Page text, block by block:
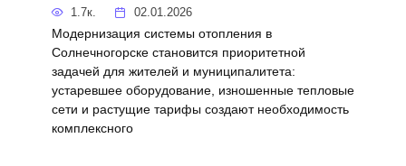
1.7к. 02.01.2026
Модернизация системы отопления в
Солнечногорске становится приоритетной
задачей для жителей и муниципалитета:
устаревшее оборудование, изношенные тепловые
сети и растущие тарифы создают необходимость
комплексного